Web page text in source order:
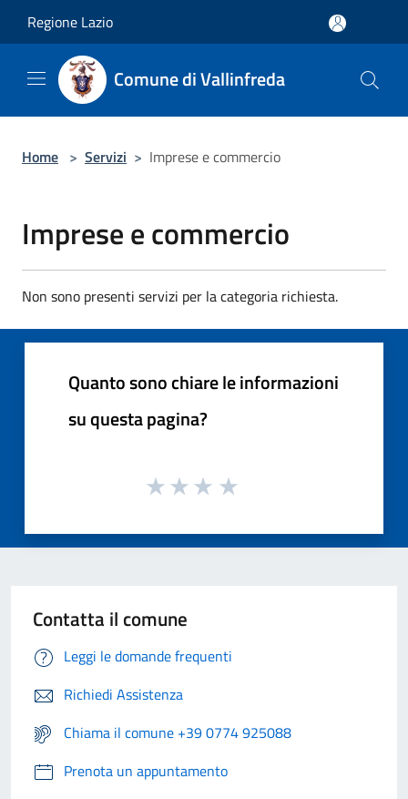
Regione Lazio
Comune di Vallinfreda
Home > Servizi > Imprese e commercio
Imprese e commercio
Non sono presenti servizi per la categoria richiesta.
Quanto sono chiare le informazioni
su questa pagina?
Contatta il comune
Leggi le domande frequenti
Richiedi Assistenza
Chiama il comune +39 0774 925088
Prenota un appuntamento